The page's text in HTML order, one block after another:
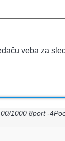
veba za
1000 8port -